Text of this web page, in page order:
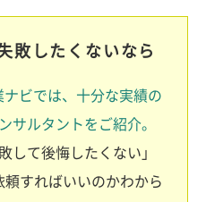
敗したくないなら
ビでは、十分な実績の
サルタントをご紹介。
して後悔したくない」
頼すればいいのかわから